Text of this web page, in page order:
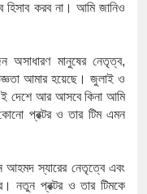
হিসাব করব না। আমি জানিও
অসাধারণ মানুষের নেতৃত্ব,
আমার হয়েছে। জুলাই ও
দেশে আর আসবে কিনা আমি
প্রক্টর ও তার টিম এমন
আহমদ স্যারের নেতৃত্বে এবং
নতুন প্রক্টর ও তার টিমকে